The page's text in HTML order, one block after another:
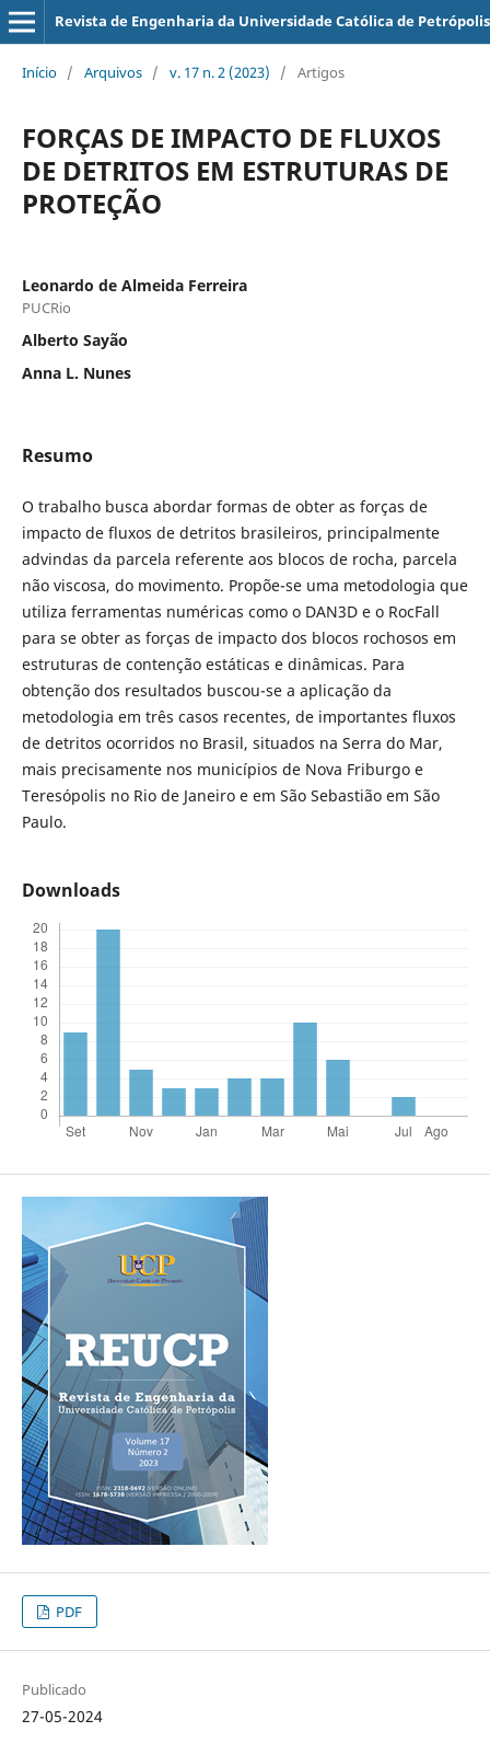
Revista de Engenharia da Universidade Católica de Petrópolis
Início / Arquivos / v. 17 n. 2 (2023) / Artigos
FORÇAS DE IMPACTO DE FLUXOS
DE DETRITOS EM ESTRUTURAS DE
PROTEÇÃO
Leonardo de Almeida Ferreira
PUCRio
Alberto Sayão
Anna L. Nunes
Resumo
O trabalho busca abordar formas de obter as forças de
impacto de fluxos de detritos brasileiros, principalmente
advindas da parcela referente aos blocos de rocha, parcela
não viscosa, do movimento. Propõe-se uma metodologia que
utiliza ferramentas numéricas como o DAN3D e o RocFall
para se obter as forças de impacto dos blocos rochosos em
estruturas de contenção estáticas e dinâmicas. Para
obtenção dos resultados buscou-se a aplicação da
metodologia em três casos recentes, de importantes fluxos
de detritos ocorridos no Brasil, situados na Serra do Mar,
mais precisamente nos municípios de Nova Friburgo e
Teresópolis no Rio de Janeiro e em São Sebastião em São
Paulo.
Downloads
PDF
Publicado
27-05-2024